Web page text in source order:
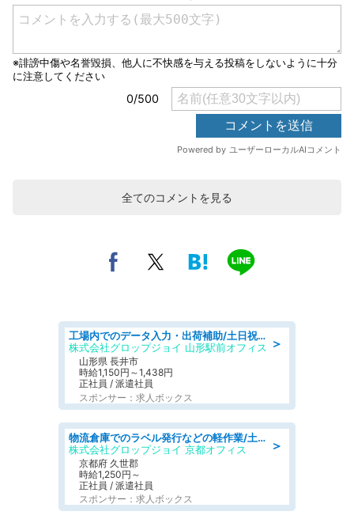
全てのコメントを見る
＞
工場内でのデータ入力・出荷補助/土日祝休/未経験歓迎/交通費支給
株式会社グロップジョイ 山形駅前オフィス
山形県 長井市
時給1,150円～1,438円
正社員 / 派遣社員
スポンサー：求人ボックス
＞
物流倉庫でのラベル発行などの軽作業/土日祝休/残業なし/未経験歓迎/車通勤OK
株式会社グロップジョイ 京都オフィス
京都府 久世郡
時給1,250円～
正社員 / 派遣社員
スポンサー：求人ボックス